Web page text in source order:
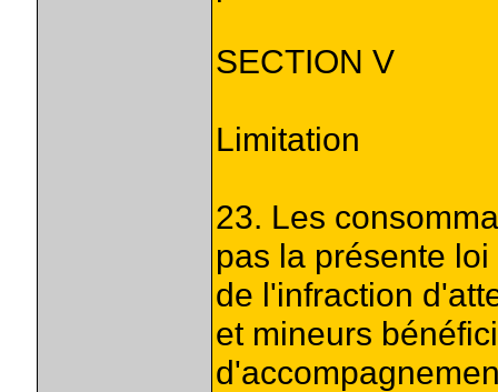
SECTION V
Limitation
23. Les
pas la présente
de l'infraction
et mineurs